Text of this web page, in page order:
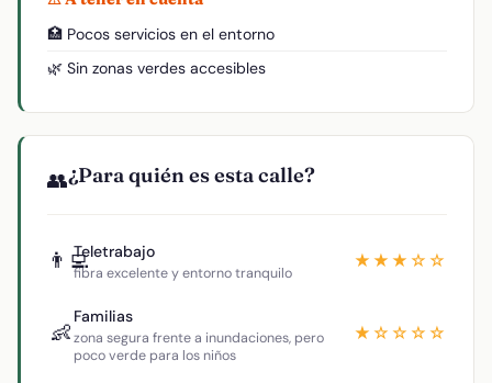
🏥 Pocos servicios en el entorno
🌿 Sin zonas verdes accesibles
👥¿Para quién es esta calle?
👨‍💻Teletrabajo
fibra excelente y entorno tranquilo
★★★☆☆
👶
Familias
zona segura frente a inundaciones, pero
poco verde para los niños
★☆☆☆☆